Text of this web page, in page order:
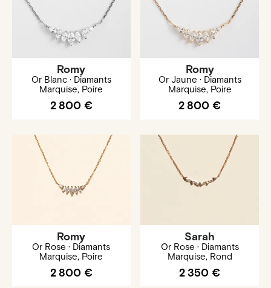
Romy
Or Blanc · Diamants
Marquise, Poire
2 800 €
Romy
Or Jaune · Diamants
Marquise, Poire
2 800 €
Romy
Or Rose · Diamants
Marquise, Poire
2 800 €
Sarah
Or Rose · Diamants
Marquise, Rond
2 350 €